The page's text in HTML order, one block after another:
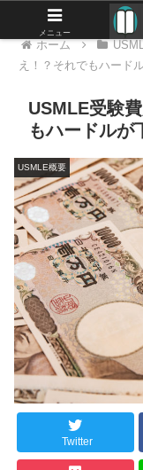
ホーム
え！？それでもハード
USMLE受験
もハードルが
USMLE概要
Twitter
メニュー